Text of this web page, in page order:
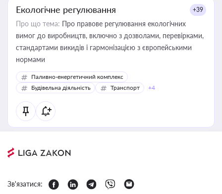
Екологічне регулювання +39
Про що тема: Про правове регулювання екологічних
вимог до виробництв, включно з дозволами, перевірками,
стандартами викидів і гармонізацією з європейськими
нормами
Паливно-енергетичний комплекс
Будівельна діяльність
Транспорт +4
Зв'язатися: